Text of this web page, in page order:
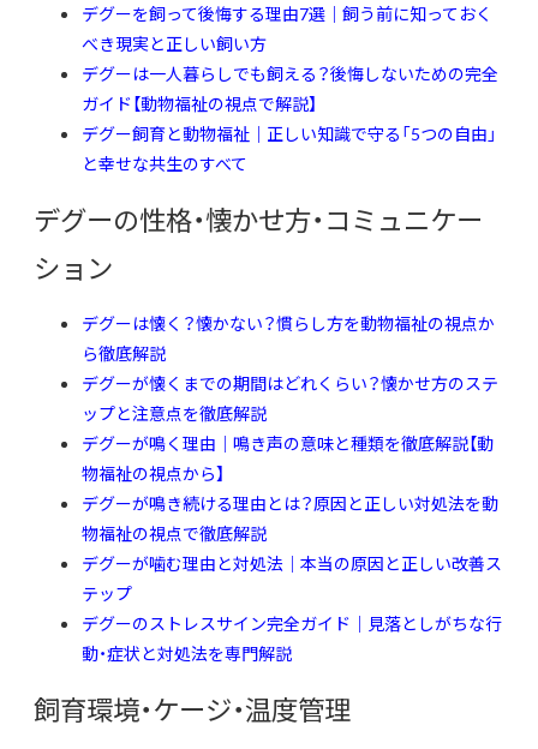
デグーを飼って後悔する理由7選｜飼う前に知っておく
べき現実と正しい飼い方
デグーは一人暮らしでも飼える？後悔しないための完全
ガイド【動物福祉の視点で解説】
デグー飼育と動物福祉｜正しい知識で守る「5つの自由」
と幸せな共生のすべて
デグーの性格・懐かせ方・コミュニケー
ション
デグーは懐く？懐かない？慣らし方を動物福祉の視点か
ら徹底解説
デグーが懐くまでの期間はどれくらい？懐かせ方のステ
ップと注意点を徹底解説
デグーが鳴く理由｜鳴き声の意味と種類を徹底解説【動
物福祉の視点から】
デグーが鳴き続ける理由とは？原因と正しい対処法を動
物福祉の視点で徹底解説
デグーが噛む理由と対処法｜本当の原因と正しい改善ス
テップ
デグーのストレスサイン完全ガイド｜見落としがちな行
動・症状と対処法を専門解説
飼育環境・ケージ・温度管理